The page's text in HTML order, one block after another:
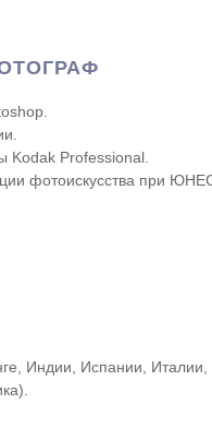
Kodak Professional.
фотоискусства при
Индии, Испании,